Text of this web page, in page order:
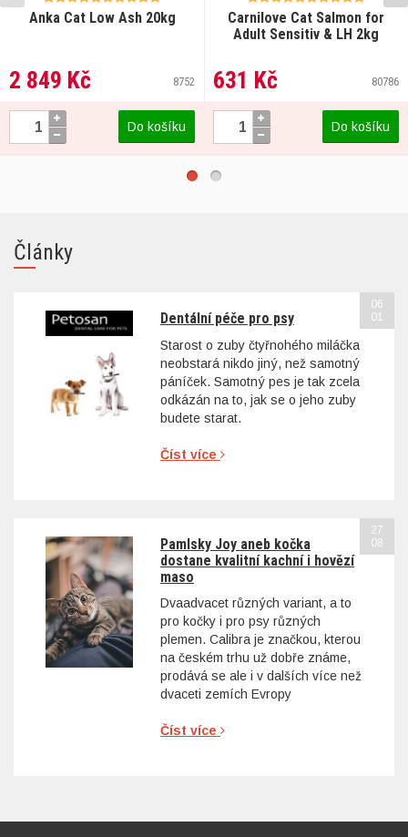
Anka Cat Low Ash 20kg
2 849 Kč 8752
Do košíku
Carnilove Cat Salmon for
Adult Sensitiv & LH 2kg
631 Kč 80786
Do košíku
Články
Dentální péče pro psy
Starost o zuby čtyřnohého miláčka
neobstará nikdo jiný, než samotný
páníček. Samotný pes je tak zcela
odkázán na to, jak se o jeho zuby
budete starat.
Číst více
06
01
Pamlsky Joy aneb kočka
dostane kvalitní kachní i hovězí
maso
Dvaadvacet různých variant, a to
pro kočky i pro psy různých
plemen. Calibra je značkou, kterou
na českém trhu už dobře známe,
prodává se ale i v dalších více než
dvaceti zemích Evropy
Číst více
27
08